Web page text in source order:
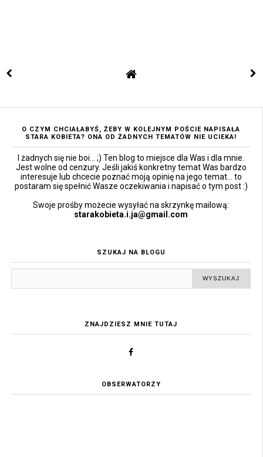
O CZYM CHCIAŁABYŚ, ŻEBY W KOLEJNYM POŚCIE NAPISAŁA
STARA KOBIETA? ONA OD ŻADNYCH TEMATÓW NIE UCIEKA!
I żadnych się nie boi... ;) Ten blog to miejsce dla Was i dla mnie.
Jest wolne od cenzury. Jeśli jakiś konkretny temat Was bardzo
interesuje lub chcecie poznać moją opinię na jego temat... to
postaram się spełnić Wasze oczekiwania i napisać o tym post :)
Swoje prośby możecie wysyłać na skrzynkę mailową:
starakobieta.i.ja@gmail.com
SZUKAJ NA BLOGU
ZNAJDZIESZ MNIE TUTAJ
OBSERWATORZY